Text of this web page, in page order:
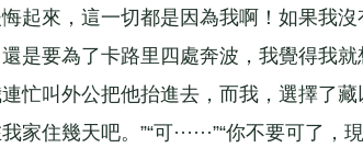
來，這一切都是因為我啊！如果我沒
是要為了卡路里四處奔波，我覺得我就
忙叫外公把他抬進去，而我，選擇了藏
住幾天吧。”“可······”“你不要可了，